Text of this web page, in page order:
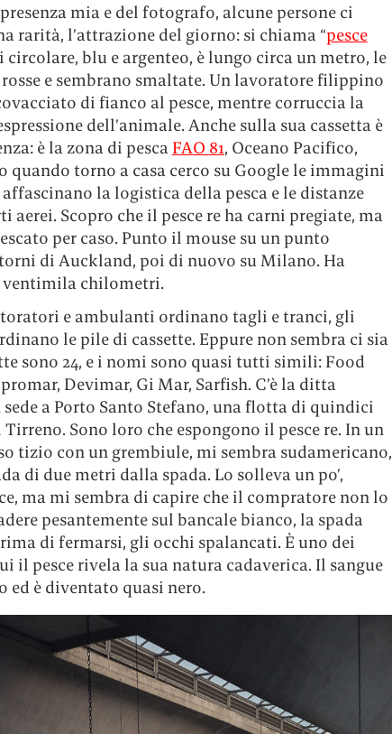
mia e del fotografo, alcune persone ci
rarità, l’attrazione del giorno: si chiama “pesce
circolare, blu e argenteo, è lungo circa un metro, le
e sembrano smaltate. Un lavoratore filippino
di fianco al pesce, mentre corruccia la
dell’animale. Anche sulla sua cassetta è
è la zona di pesca FAO 81, Oceano Pacifico,
quando torno a casa cerco su Google le immagini
la logistica della pesca e le distanze
aerei. Scopro che il pesce re ha carni pregiate, ma
per caso. Punto il mouse su un punto
di Auckland, poi di nuovo su Milano. Ha
chilometri.
e ambulanti ordinano tagli e tranci, gli
le pile di cassette. Eppure non sembra ci sia
sono 24, e i nomi sono quasi tutti simili: Food
Devimar, Gi Mar, Sarfish. C’è la ditta
sede a Porto Santo Stefano, una flotta di quindici
Sono loro che espongono il pesce re. In un
tizio con un grembiule, mi sembra sudamericano,
di due metri dalla spada. Lo solleva un po’,
ma mi sembra di capire che il compratore non lo
pesantemente sul bancale bianco, la spada
di fermarsi, gli occhi spalancati. È uno dei
il pesce rivela la sua natura cadaverica. Il sangue
ed è diventato quasi nero.